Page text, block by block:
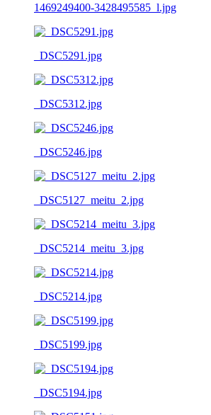
1469249400-3428495585_l.jpg
_DSC5291.jpg
_DSC5312.jpg
_DSC5246.jpg
_DSC5127_meitu_2.jpg
_DSC5214_meitu_3.jpg
_DSC5214.jpg
_DSC5199.jpg
_DSC5194.jpg